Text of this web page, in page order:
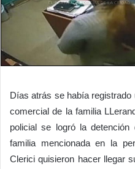
Días atrás se había
comercial de la familia
policial se logró la
familia mencionada en la
Clerici quisieron hacer llegar